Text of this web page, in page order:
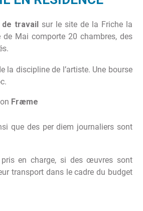
de travail sur le site de la Friche la
Mai comporte 20 chambres, des
la discipline de l’artiste. Une bourse
Fræme
que des per diem journaliers sont
pris en charge, si des œuvres sont
transport dans le cadre du budget